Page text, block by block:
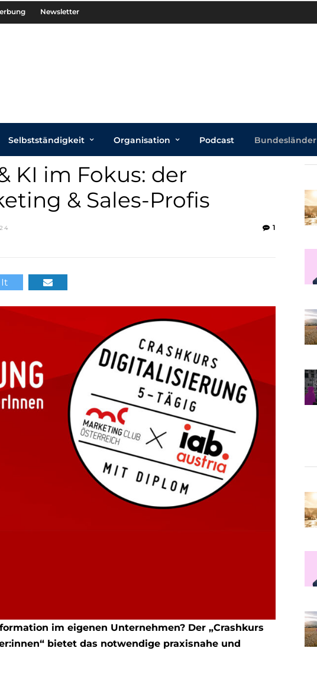
Newsletter
Selbstständigkeit Organisation Podcast Bundesländer
KI im Fokus: der
& Sales-Profis
1
im eigenen Unternehmen? Der „Crashkurs
bietet das notwendige praxisnahe und